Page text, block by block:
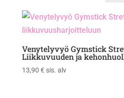
Venytelyvyö Gymstick
Liikkuvuuden ja
13,90 € sis. alv